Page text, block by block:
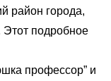
район города,
Этот подробное
профессор” и